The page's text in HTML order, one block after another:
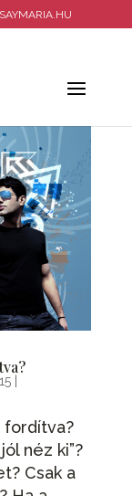
|
fordítva?
néz ki”?
Csak a